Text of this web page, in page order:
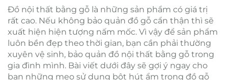
Đồ nội thất bằng gỗ là những sản phẩm có giá trị
rất cao. Nếu không bảo quản đồ gỗ cẩn thận thì sẽ
xuất hiện hiện tượng nấm mốc. Vì vậy để sản phẩm
luôn bền đẹp theo thời gian, bạn cần phải thường
xuyên vệ sinh, bảo quản đồ nội thất bằng gỗ trong
gia đình mình. Bài viết dưới đây sẽ gợi ý ngay cho
bạn những mẹo sử dụng bột hút ẩm trong đồ gỗ